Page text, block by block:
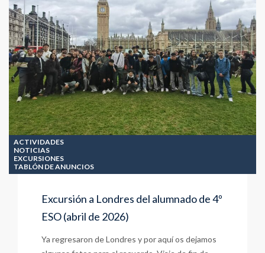
ACTIVIDADES
NOTICIAS
EXCURSIONES
TABLÓN DE ANUNCIOS
Excursión a Londres del alumnado de 4º
ESO (abril de 2026)
Ya regresaron de Londres y por aquí os dejamos